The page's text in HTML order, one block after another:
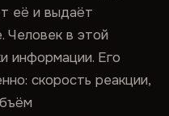
её и выдаёт
Человек в этой
информации. Его
скорость реакции,